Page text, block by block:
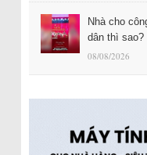
Nhà cho
dân thì sao?
08/08/2026